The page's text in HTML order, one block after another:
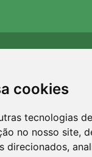
cookies
tecnologias
no nosso site,
direcionados,
Para cada
Sobre nós